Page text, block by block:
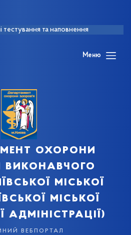
тестування та наповнення
Меню
охорони
виконавчого
міської
міської
вебпортал